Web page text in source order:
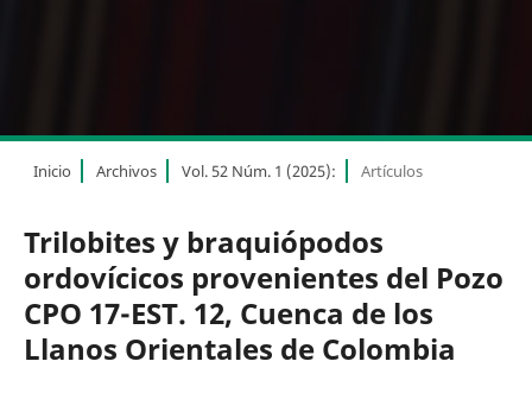
Inicio Archivos Vol. 52 Núm. 1 (2025): Artículos
Trilobites y braquiópodos
ordovícicos provenientes del Pozo
CPO 17-EST. 12, Cuenca de los
Llanos Orientales de Colombia